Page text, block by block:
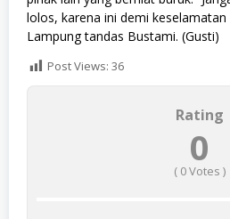
lolos, karena ini demi
Lampung tandas Bustami. (Gusti)
Post Views: 36
Rating
0
( 0Votes )